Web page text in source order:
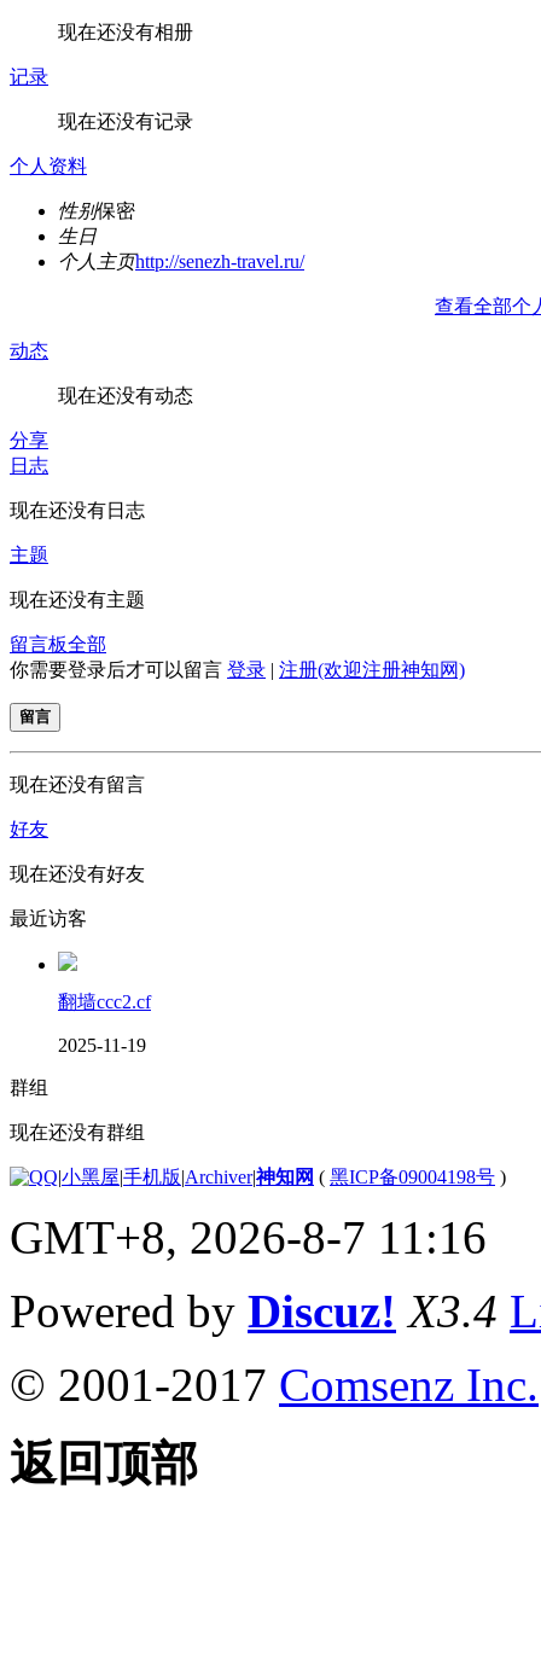
现在还没有相册
记录
现在还没有记录
个人资料
性别保密
生日
个人主页http://senezh-travel.ru/
查看全部个
动态
现在还没有动态
分享
日志
现在还没有日志
主题
现在还没有主题
留言板全部
你需要登录后才可以留言 登录 | 注册(欢迎注册神知网)
留言
现在还没有留言
好友
现在还没有好友
最近访客
翻墙ccc2.cf
2025-11-19
群组
现在还没有群组
|小黑屋|手机版|Archiver|神知网 ( 黑ICP备09004198号 )
GMT+8, 2026-8-7 11:16
Powered by Discuz! X3.4
© 2001-2017 Comsenz Inc.
返回顶部